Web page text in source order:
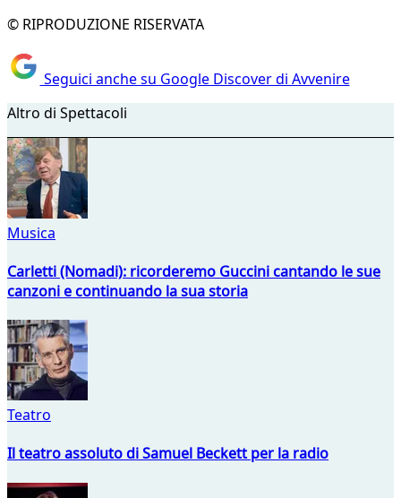
© RIPRODUZIONE RISERVATA
Seguici anche su Google Discover di Avvenire
Altro di Spettacoli
Musica
Carletti (Nomadi): ricorderemo Guccini cantando le sue
canzoni e continuando la sua storia
Teatro
Il teatro assoluto di Samuel Beckett per la radio